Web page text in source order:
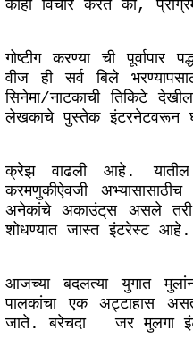
काही विचार करते की,
गोष्टीग
करण्या ची पूर्वापार
वीज
ही सर्व बिले
सिनेमा/नाटकाची तिकिटे देखील
लेखकाचे पुस्तेक इंटरनेटवरून
क्रेझ
वाढली आहे .यातील
करमणुकीऐवजी
अभ्यासासाठीच
अनेकांचे
अकाउंट्स असले तरी
शोधण्यात जास्त इंटरेस्ट आहे .
आजच्या
बदलत्या युगात
पालकांचा
एक अट्टाहास
जाते.बरेचदा जर मुलगा